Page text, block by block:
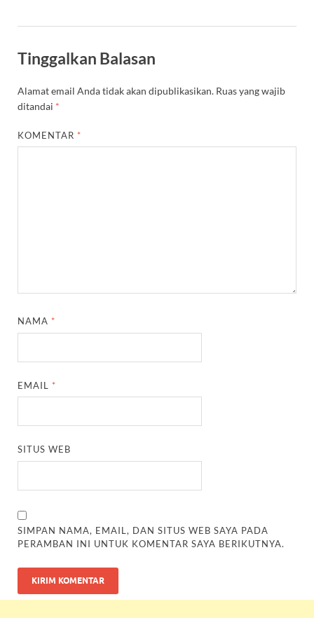
Tinggalkan Balasan
Alamat email Anda tidak akan dipublikasikan. Ruas yang wajib
ditandai *
KOMENTAR *
NAMA *
EMAIL *
SITUS WEB
SIMPAN NAMA, EMAIL, DAN SITUS WEB SAYA PADA
PERAMBAN INI UNTUK KOMENTAR SAYA BERIKUTNYA.